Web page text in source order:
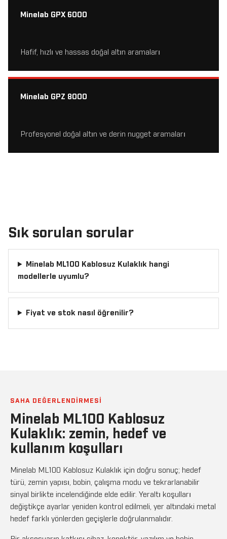
Minelab GPX 6000
Hafif, hızlı ve hassas doğal altın aramaları
Minelab GPZ 8000
Profesyonel doğal altın ve derin nugget aramaları
Sık sorulan sorular
Minelab ML100 Kablosuz Kulaklık hangi
modellerle uyumlu?
Fiyat ve stok nasıl öğrenilir?
SAHA DEĞERLENDIRMESI
Minelab ML100 Kablosuz
Kulaklık: zemin, hedef ve
kullanım koşulları
Minelab ML100 Kablosuz Kulaklık için doğru sonuç; hedef
türü, zemin yapısı, bobin, çalışma modu ve tekrarlanabilir
sinyal birlikte incelendiğinde elde edilir. Yeraltı koşulları
değiştikçe ayarlar yeniden kontrol edilmeli, yer altındaki metal
hedef farklı yönlerden geçişlerle doğrulanmalıdır.